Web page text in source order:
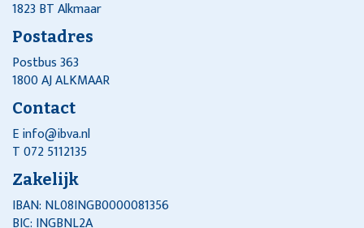
1823 BT Alkmaar
Postadres
Postbus 363
1800 AJ ALKMAAR
Contact
Einfo@ibva.nl
T 072 5112135
Zakelijk
IBAN: NL08INGB0000081356